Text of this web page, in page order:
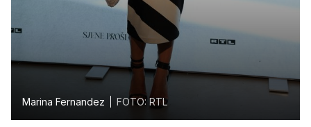
Marina Fernandez FOTO: RTL